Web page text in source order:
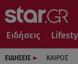
Ειδήσεις
ΕΙΔΗΣΕΙΣ ΚΑΙΡΟΣ